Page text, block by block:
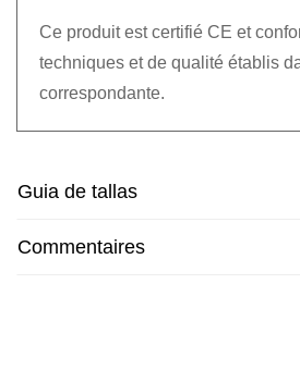
Ce produit est certifié CE et
techniques et de qualité établis
correspondante.
Guia de tallas
Commentaires